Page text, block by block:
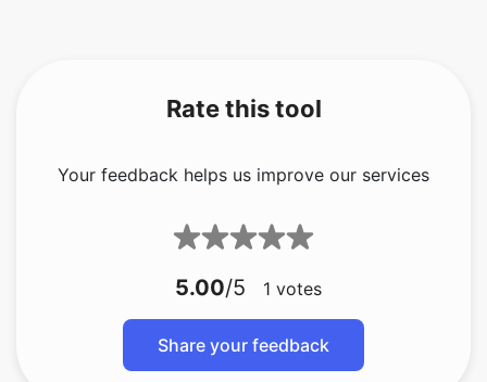
Rate this tool
Your feedback helps us improve our services
5.00/5 1 votes
Share your feedback